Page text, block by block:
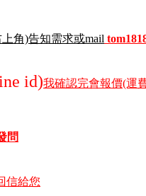
角)告知需求或mail
id)我確認完會報價(運
問
信給您